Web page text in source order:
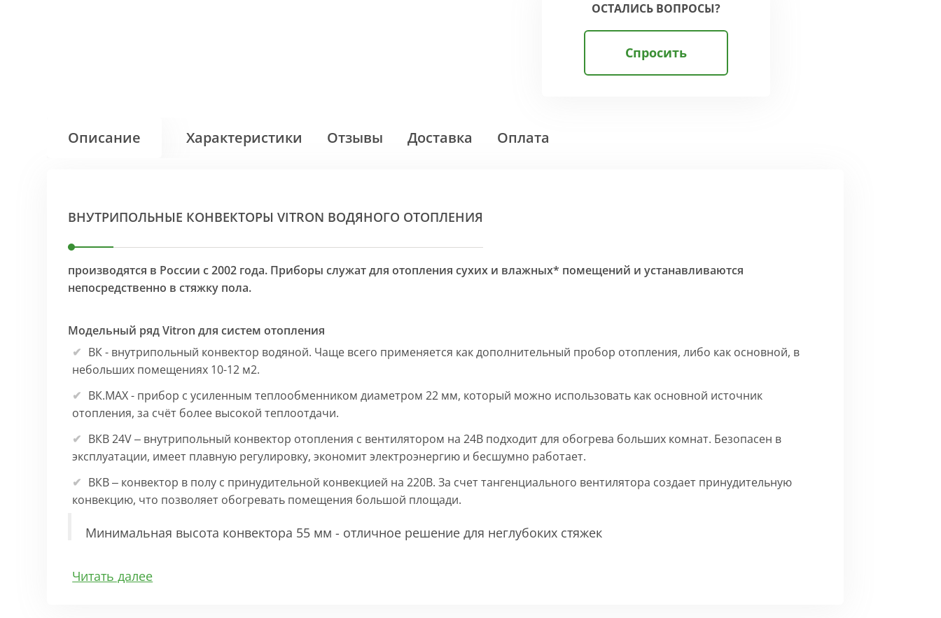
ОСТАЛИСЬ ВОПРОСЫ?
Спросить
Описание Характеристики Отзывы Доставка Оплата
ВНУТРИПОЛЬНЫЕ КОНВЕКТОРЫ VITRON ВОДЯНОГО ОТОПЛЕНИЯ
производятся в России с 2002 года. Приборы служат для отопления сухих и влажных* помещений и устанавливаются
непосредственно в стяжку пола.
Модельный ряд Vitron для систем отопления
ВК - внутрипольный конвектор водяной. Чаще всего применяется как дополнительный пробор отопления, либо как основной, в
небольших помещениях 10-12 м2.
ВК.МАХ - прибор с усиленным теплообменником диаметром 22 мм, который можно использовать как основной источник
отопления, за счёт более высокой теплоотдачи.
ВКВ 24V – внутрипольный конвектор отопления с вентилятором на 24В подходит для обогрева больших комнат. Безопасен в
эксплуатации, имеет плавную регулировку, экономит электроэнергию и бесшумно работает.
ВКВ – конвектор в полу с принудительной конвекцией на 220В. За счет тангенциального вентилятора создает принудительную
конвекцию, что позволяет обогревать помещения большой площади.
Минимальная высота конвектора 55 мм - отличное решение для неглубоких стяжек
Особенности:
Читать далее